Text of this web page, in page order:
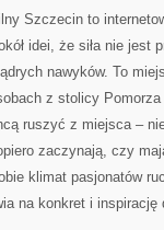
Szczecin to
idei, że siła nie jest
nawyków. To
z stolicy
ruszyć z miejsca –
zaczynają, czy
klimat pasjonatów
na konkret i